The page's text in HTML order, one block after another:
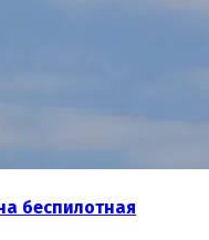
беспилотная